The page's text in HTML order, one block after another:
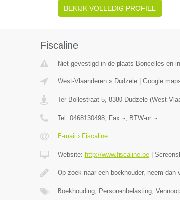
BEKIJK VOLLEDIG PROFIEL
Fiscaline
Niet gevestigd in de plaats Boncelles en
West-Vlaanderen» Dudzele| Google maps
Ter Bollestraat 5, 8380 Dudzele(West-
Tel: 0468130498, Fax: -, BTW-nr: -
E-mail › Fiscaline
Website: http://www.fiscaline.be|
Op zoek naar een boekhouder, neem
Boekhouding, Personenbelasting,